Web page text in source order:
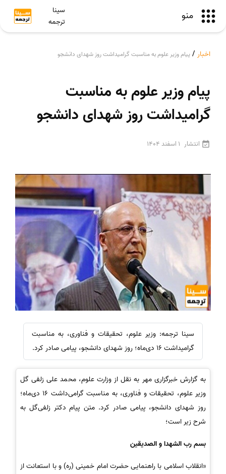
منو
سینا
ترجمه
اخبار / پیام وزیر علوم به مناسبت گرامیداشت روز شهدای دانشجو
پیام وزیر علوم به مناسبت
گرامیداشت روز شهدای دانشجو
انتشار 1 اسفند 1404
سینا ترجمه: وزیر علوم، تحقیقات و فناوری، به مناسبت
گرامیداشت 16 دی‌ماه؛ روز شهدای دانشجو، پیامی صادر کرد.
به گزارش خبرگزاری مهر به نقل از وزارت علوم، محمد علی زلفی گل
وزیر علوم، تحقیقات و فناوری، به مناسبت گرامی‌داشت 16 دی‌ماه؛
روز شهدای دانشجو، پیامی صادر کرد. متن پیام دکتر زلفی‌گل به
شرح زیر است؛
بسم رب الشهدا و الصدیقین
«انقلاب اسلامی با راهنمایی حضرت امام خمینی (ره) و با استعانت از